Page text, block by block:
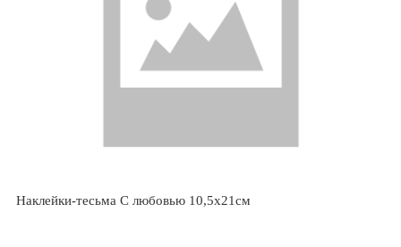
Наклейки-тесьма С любовью 10,5х21см